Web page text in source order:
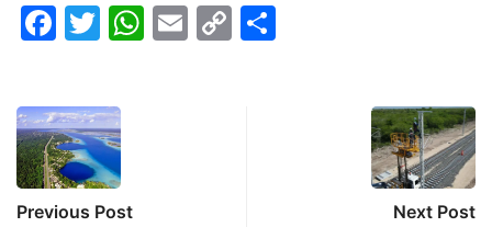
Facebook
Twitter
WhatsApp
Email
Copy
Previous Post Next Post